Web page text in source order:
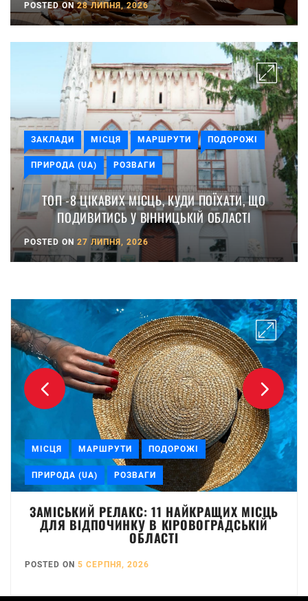
POSTED ON28 ЛИПНЯ, 2026
ЗАКЛАДИ МІСЦЯ МАРШРУТИ ПОДОРОЖІ
ПРИРОДА (UA) РОЗВАГИ
ТОП -8 ЦІКАВИХ МІСЦЬ, КУДИ ПОЇХАТИ, ЩО
ПОДИВИТИСЬ У ВІННИЦЬКІЙ ОБЛАСТІ
POSTED ON 27 ЛИПНЯ, 2026
МІСЦЯ МАРШРУТИ ПОДОРОЖІ
ПРИРОДА (UA) РОЗВАГИ
ЗАМІСЬКИЙ РЕЛАКС: 11 НАЙКРАЩИХ МІСЦЬ
ДЛЯ ВІДПОЧИНКУ В КІРОВОГРАДСЬКІЙ
ОБЛАСТІ
POSTED ON 5 СЕРПНЯ, 2026